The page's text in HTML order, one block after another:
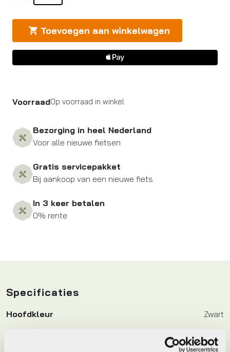
Toevoegen aan winkelwagen
VoorraadOp voorraad in winkel
Bezorging in heel Nederland
Voor alle nieuwe fietsen
Gratis servicepakket
Bij aankoop van een nieuwe fiets
In 3 keer betalen
0% rente
Specificaties
Hoofdkleur Zwart
GSMHOUDER